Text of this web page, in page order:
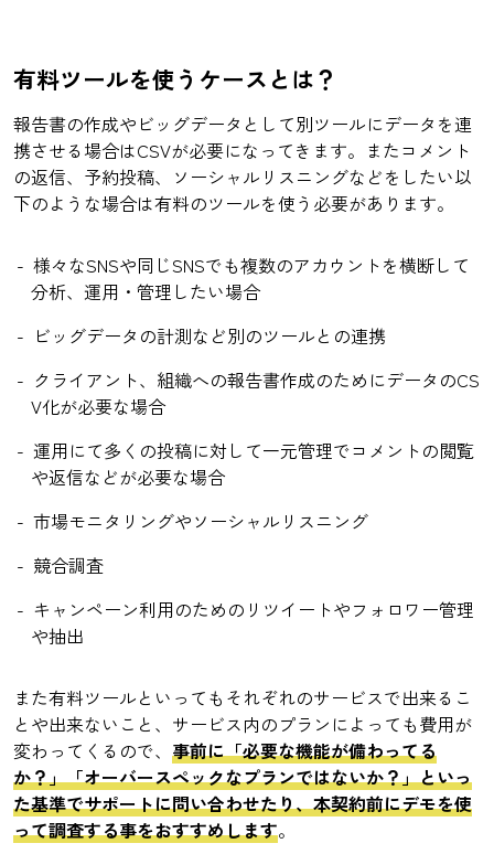
有料ツールを使うケースとは？
報告書の作成やビッグデータとして別ツールにデータを連
携させる場合はCSVが必要になってきます。またコメント
の返信、予約投稿、ソーシャルリスニングなどをしたい以
下のような場合は有料のツールを使う必要があります。
様々なSNSや同じSNSでも複数のアカウントを横断して
分析、運用・管理したい場合
ビッグデータの計測など別のツールとの連携
クライアント、組織への報告書作成のためにデータのCS
V化が必要な場合
運用にて多くの投稿に対して一元管理でコメントの閲覧
や返信などが必要な場合
市場モニタリングやソーシャルリスニング
競合調査
キャンペーン利用のためのリツイートやフォロワー管理
や抽出
また有料ツールといってもそれぞれのサービスで出来るこ
とや出来ないこと、サービス内のプランによっても費用が
変わってくるので、 事前に「必要な機能が備わってる
か？」「オーバースペックなプランではないか？」といっ
た基準でサポートに問い合わせたり、本契約前にデモを使
って調査する事をおすすめします。